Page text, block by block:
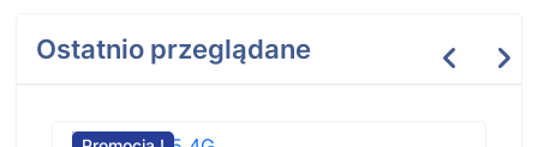
Ostatnio przeglądane